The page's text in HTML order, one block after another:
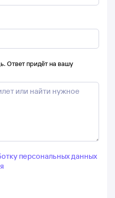
Ответ придёт на вашу
персональных данных